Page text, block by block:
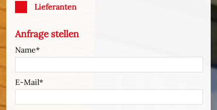
Lieferanten
Anfrage stellen
Name
E-Mail